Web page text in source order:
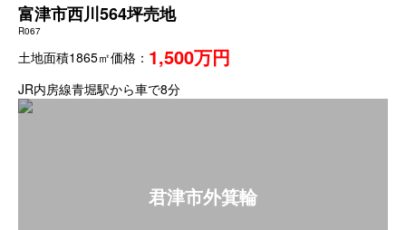
富津市西川564坪売地
R067
土地面積1865㎡価格： 1,500万円
JR内房線青堀駅から車で8分
君津市外箕輪